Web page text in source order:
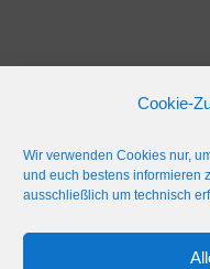
Cookie-
Wir verwenden Cookies nur,
und euch bestens informieren
ausschließlich um technisch